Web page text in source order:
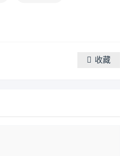
收藏